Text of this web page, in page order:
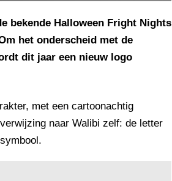
bekende Halloween Fright Nights
het onderscheid met de
dit jaar een nieuw logo
met een cartoonachtig
naar Walibi zelf: de letter